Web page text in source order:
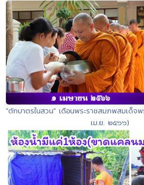
"ตักบาตรในสวน" เดือนพระราชสมภพสมเด็จ
เม.ย. ๒๕๖๖)